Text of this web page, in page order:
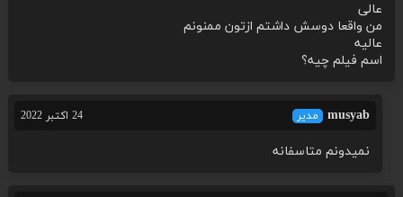
عالی
من واقعا دوسش داشتم ازتون ممنونم
عالیه
اسم فیلم چیه؟
musyab مدیر 24 اکتبر 2022
نمیدونم متاسفانه